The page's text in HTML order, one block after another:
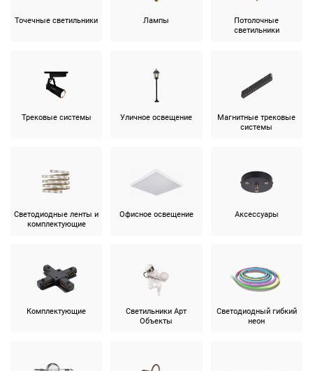
Точечные светильники Лампы
Потолочные
светильники
Трековые системы Уличное освещение
Магнитные трековые
системы
Светодиодные ленты и
комплектующие
Офисное освещение Аксессуары
Комплектующие
Светильники Арт
Объекты
Светодиодный гибкий
неон